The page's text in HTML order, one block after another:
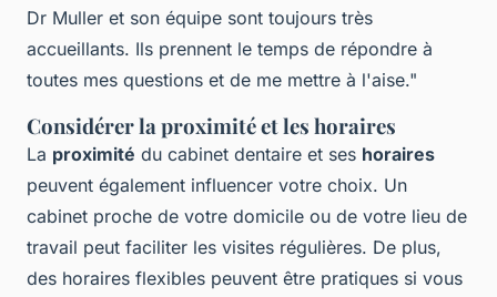
Dr Muller et son équipe sont toujours très
accueillants. Ils prennent le temps de répondre à
toutes mes questions et de me mettre à l'aise."
Considérer la proximité et les horaires
La proximité du cabinet dentaire et ses horaires
peuvent également influencer votre choix. Un
cabinet proche de votre domicile ou de votre lieu de
travail peut faciliter les visites régulières. De plus,
des horaires flexibles peuvent être pratiques si vous